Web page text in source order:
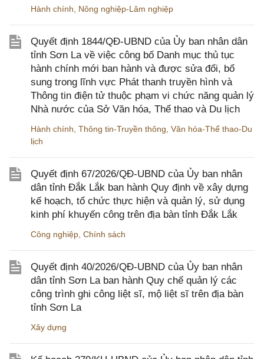
Hành chính Nông nghiệp-Lâm nghiệp
Quyết định 1844/QĐ-UBND của Ủy ban nhân dân
tỉnh Sơn La về việc công bố Danh mục thủ tục
hành chính mới ban hành và được sửa đổi, bổ
sung trong lĩnh vực Phát thanh truyền hình và
Thông tin điện tử thuộc phạm vi chức năng quản lý
Nhà nước của Sở Văn hóa, Thể thao và Du lịch
Hành chính Thông tin-Truyền thông Văn hóa-Thể thao-Du
lịch
Quyết định 67/2026/QĐ-UBND của Ủy ban nhân
dân tỉnh Đắk Lắk ban hành Quy định về xây dựng
kế hoạch, tổ chức thực hiện và quản lý, sử dụng
kinh phí khuyến công trên địa bàn tỉnh Đắk Lắk
Công nghiệp Chính sách
Quyết định 40/2026/QĐ-UBND của Ủy ban nhân
dân tỉnh Sơn La ban hành Quy chế quản lý các
công trình ghi công liệt sĩ, mộ liệt sĩ trên địa bàn
tỉnh Sơn La
Xây dựng